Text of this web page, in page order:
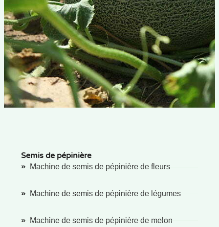
Semis de pépinière
Machine de semis de pépinière de fleurs
Machine de semis de pépinière de légumes
Machine de semis de pépinière de melon